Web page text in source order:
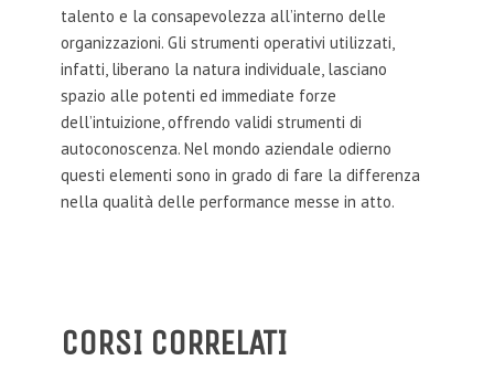
talento e la consapevolezza all’interno delle
organizzazioni. Gli strumenti operativi utilizzati,
infatti, liberano la natura individuale, lasciano
spazio alle potenti ed immediate forze
dell’intuizione, offrendo validi strumenti di
autoconoscenza. Nel mondo aziendale odierno
questi elementi sono in grado di fare la differenza
nella qualità delle performance messe in atto.
CORSI CORRELATI